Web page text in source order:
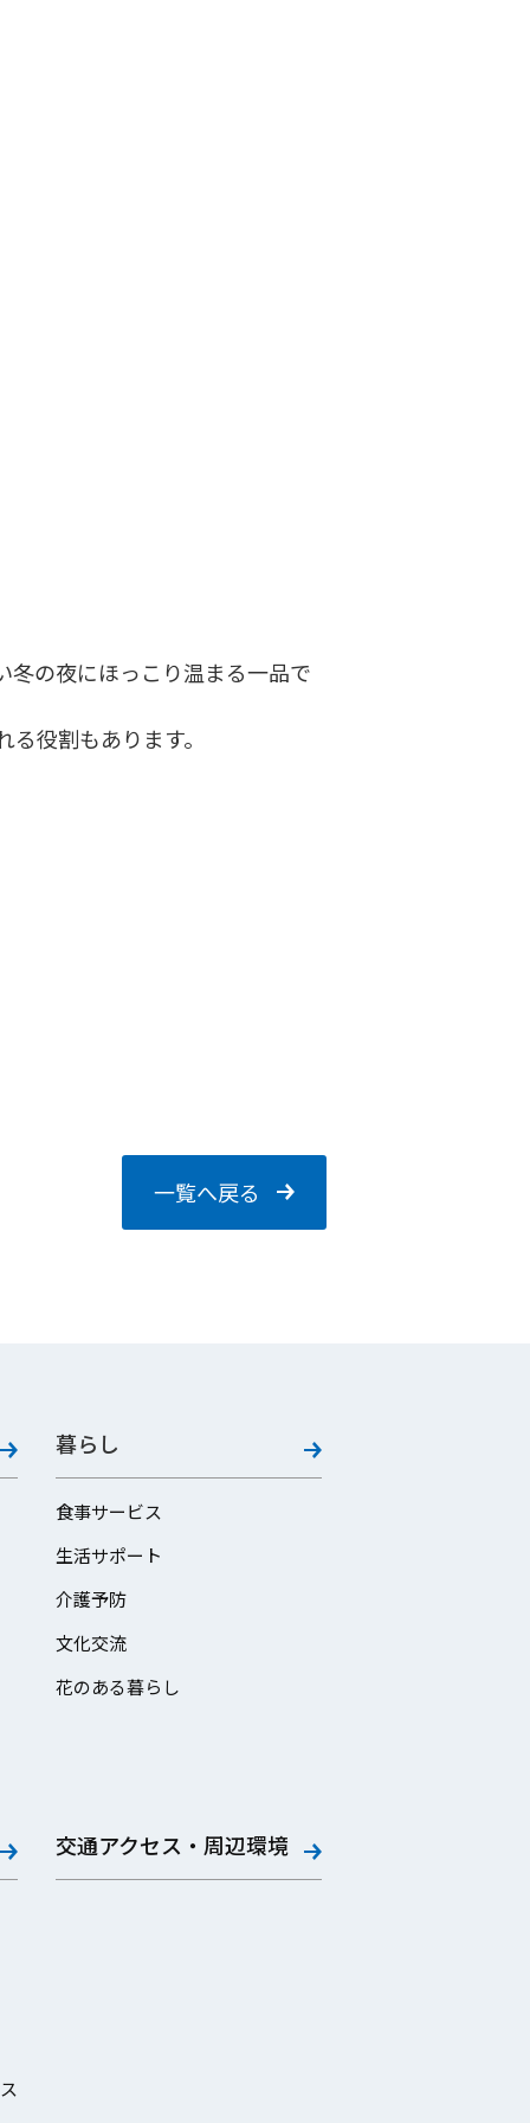
冬の夜にほっこり温まる一品で
役割もあります。
一覧へ戻る
暮らし
食事サービス
生活サポート
介護予防
文化交流
花のある暮らし
交通アクセス・周辺環境